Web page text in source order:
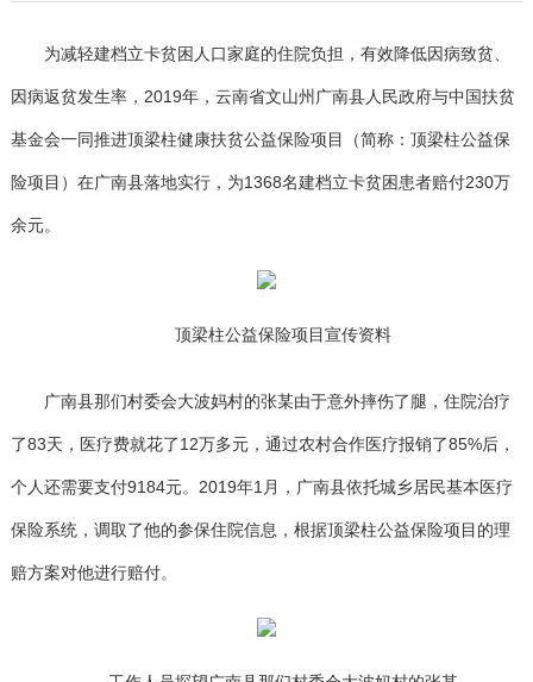
为减轻建档立卡贫困人口家庭的住院负担，有效降低因病致贫、
因病返贫发生率，2019年，云南省文山州广南县人民政府与中国扶贫
基金会一同推进顶梁柱健康扶贫公益保险项目（简称：顶梁柱公益保
险项目）在广南县落地实行，为1368名建档立卡贫困患者赔付230万
余元。
顶梁柱公益保险项目宣传资料
广南县那们村委会大波妈村的张某由于意外摔伤了腿，住院治疗
了83天，医疗费就花了12万多元，通过农村合作医疗报销了85%后，
个人还需要支付9184元。2019年1月，广南县依托城乡居民基本医疗
保险系统，调取了他的参保住院信息，根据顶梁柱公益保险项目的理
赔方案对他进行赔付。